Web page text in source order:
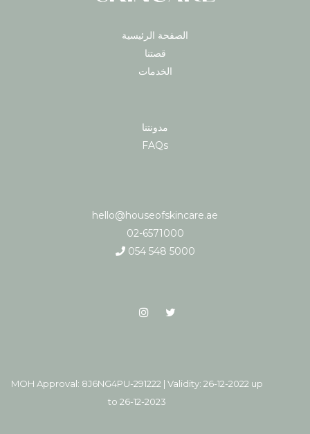
الصفحة الرئيسية
قصتنا
الخدمات
مدونتنا
FAQs
hello@houseofskincare.ae
02-6571000
054 548 5000
MOH Approval: 8J6NG4PU-291222 | Validity: 26-12-2022 up
to 26-12-2023